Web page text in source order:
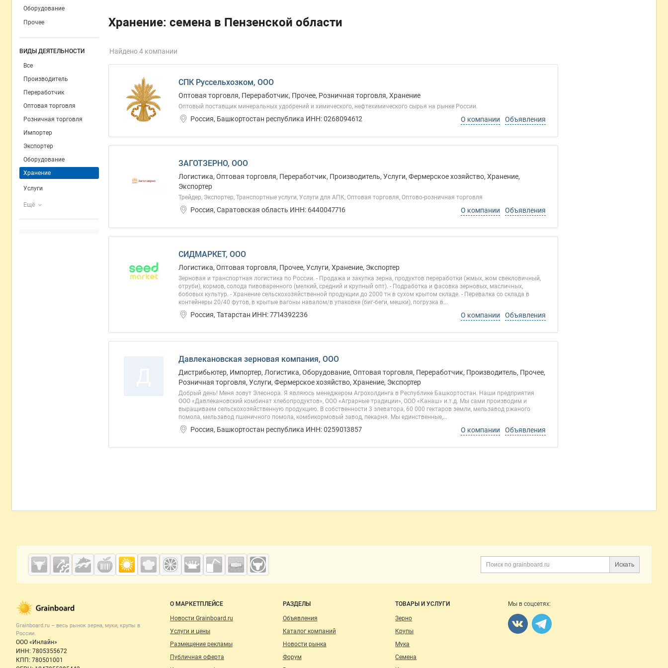
Оборудование
Прочее
ВИДЫ ДЕЯТЕЛЬНОСТИ
Все
Производитель
Переработчик
Оптовая торговля
Розничная торговля
Импортер
Экспортер
Оборудование
Хранение
Услуги
Ещё
Хранение: семена в Пензенской области
Найдено 4 компании
СПК Руссельхозком, ООО
Оптовая торговля, Переработчик, Прочее, Розничная торговля, Хранение
Оптовый поставщик минеральных удобрений и химического, нефтехимического сырья на рынке России.
Россия, Башкортостан республика ИНН: 0268094612 О компании Объявления
ЗАГОТЗЕРНО, ООО
Логистика, Оптовая торговля, Переработчик, Производитель, Услуги, Фермерское хозяйство, Хранение,
Экспортер
Трейдер, Экспортер, Транспортные услуги, Услуги для АПК, Оптовая торговля, Оптово-розничная торговля
Россия, Саратовская область ИНН: 6440047716 О компании Объявления
СИДМАРКЕТ, ООО
Логистика, Оптовая торговля, Прочее, Услуги, Хранение, Экспортер
Зерновая и транспортная логистика по России. - Продажа и закупка зерна, продуктов переработки (жмых, жом свекловичный,
отруби), кормов, солода пивоваренного (мелкий, средний и крупный опт). - Подработка и фасовка зерновых, масличных,
бобовых культур. - Хранение сельскохозяйственной продукции до 2000 тн в сухом крытом складе. - Перевалка со склада в
контейнеры 20/40 футов, в крытые вагоны навалом/в упаковке (биг-беги, мешки), погрузка в...
Россия, Татарстан ИНН: 7714392236 О компании Объявления
Давлекановская зерновая компания, ООО
Дистрибьютер, Импортер, Логистика, Оборудование, Оптовая торговля, Переработчик, Производитель, Прочее,
Розничная торговля, Услуги, Фермерское хозяйство, Хранение, Экспортер
Добрый день! Меня зовут Элеонора. Я являюсь менеджером Агрохолдинга в Республике Башкортостан. Наши предприятия
ООО «Давлекановский комбинат хлебопродуктов», ООО «Аграрные традиции», ООО «Канаш» и.т.д. Мы сами производим и
выращиваем сельскохозяйственную продукцию. В собственности 3 элеватора, 60 000 гектаров земли, мельзавод ржаного
помола, мельзавод пшеничного помола, комбикормовый завод, пекарня. Мы единственные,...
Россия, Башкортостан республика ИНН: 0259013857 О компании Объявления
Дополнительная информация
Искать
Cсылки на полезные проекты
Grainboard.ru
Важные разделы и контакты
Grainboard.ru – весь рынок зерна, муки, крупы в
России.
ООО «Инлайн»
ИНН: 7805355672
КПП: 780501001
Навигация по сайту
О МАРКЕТПЛЕЙСЕ
Новости Grainboard.ru
Услуги и цены
Размещение рекламы
Публичная оферта
РАЗДЕЛЫ
Объявления
Каталог компаний
Новости рынка
Форум
ТОВАРЫ И УСЛУГИ
Зерно
Крупы
Мука
Семена
Мы в соцсетях: